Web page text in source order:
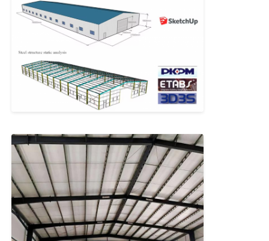
Hakkımızda
Kalite Kontrol
Haberler
Durumlar
blog